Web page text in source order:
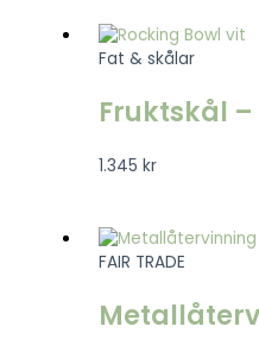
Fat & skålar
Fruktskål –
1.345 kr
FAIR TRADE